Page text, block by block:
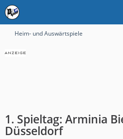
Heim- und Auswärtspiele
1. Spieltag: Arminia
Düsseldorf